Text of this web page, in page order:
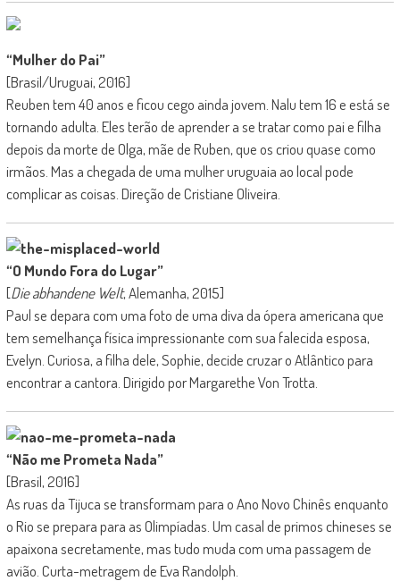
“Mulher do Pai”
[Brasil/Uruguai, 2016]
Reuben tem 40 anos e ficou cego ainda jovem. Nalu tem 16 e está se
tornando adulta. Eles terão de aprender a se tratar como pai e filha
depois da morte de Olga, mãe de Ruben, que os criou quase como
irmãos. Mas a chegada de uma mulher uruguaia ao local pode
complicar as coisas. Direção de Cristiane Oliveira.
“O Mundo Fora do Lugar”
[Die abhandene Welt, Alemanha, 2015]
Paul se depara com uma foto de uma diva da ópera americana que
tem semelhança física impressionante com sua falecida esposa,
Evelyn. Curiosa, a filha dele, Sophie, decide cruzar o Atlântico para
encontrar a cantora. Dirigido por Margarethe Von Trotta.
“Não me Prometa Nada”
[Brasil, 2016]
As ruas da Tijuca se transformam para o Ano Novo Chinês enquanto
o Rio se prepara para as Olimpíadas. Um casal de primos chineses se
apaixona secretamente, mas tudo muda com uma passagem de
avião. Curta-metragem de Eva Randolph.